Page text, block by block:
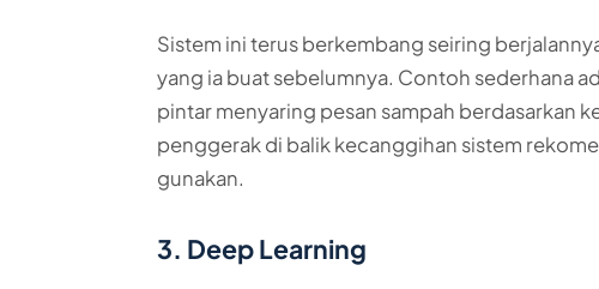
Sistem ini terus berkembang seiring
yang ia buat sebelumnya. Contoh sederhana
pintar menyaring pesan sampah berdasarkan
penggerak di balik kecanggihan sistem
gunakan.
3. Deep Learning